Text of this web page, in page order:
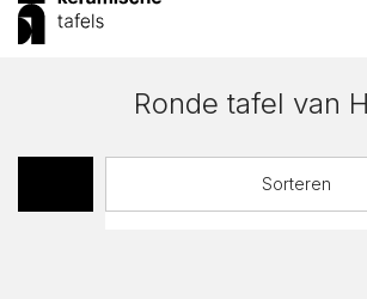
Ronde tafel van
Sorteren